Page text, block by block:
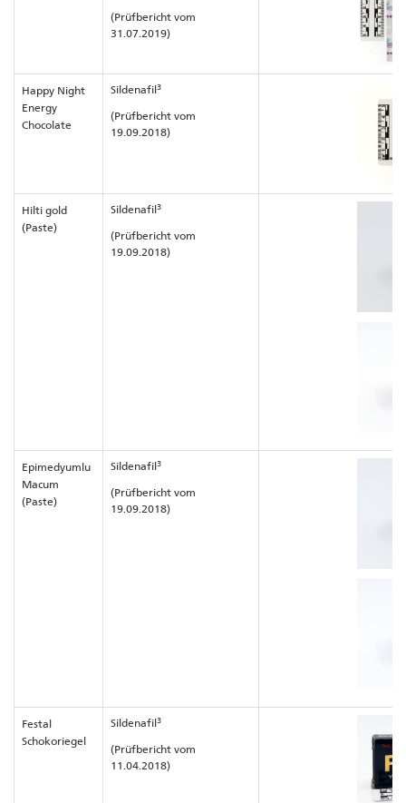
(Prüfbericht vom
31.07.2019)
Happy Night
Energy
Chocolate
Sildenafil3
(Prüfbericht vom
19.09.2018)
Hilti gold
(Paste)
Sildenafil3
(Prüfbericht vom
19.09.2018)
Epimedyumlu
Macum
(Paste)
Sildenafil3
(Prüfbericht vom
19.09.2018)
Festal
Schokoriegel
Sildenafil3
(Prüfbericht vom
11.04.2018)